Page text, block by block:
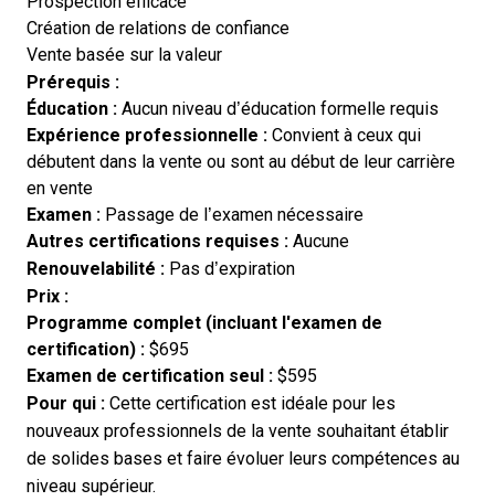
Création de relations de confiance
Vente basée sur la valeur
Prérequis :
Éducation : Aucun niveau d’éducation formelle requis
Expérience professionnelle : Convient à ceux qui
débutent dans la vente ou sont au début de leur carrière
en vente
Examen : Passage de l’examen nécessaire
Autres certifications requises : Aucune
Renouvelabilité : Pas d’expiration
Prix :
Programme complet (incluant l'examen de
certification) : $695
Examen de certification seul : $595
Pour qui : Cette certification est idéale pour les
nouveaux professionnels de la vente souhaitant établir
de solides bases et faire évoluer leurs compétences au
niveau supérieur.